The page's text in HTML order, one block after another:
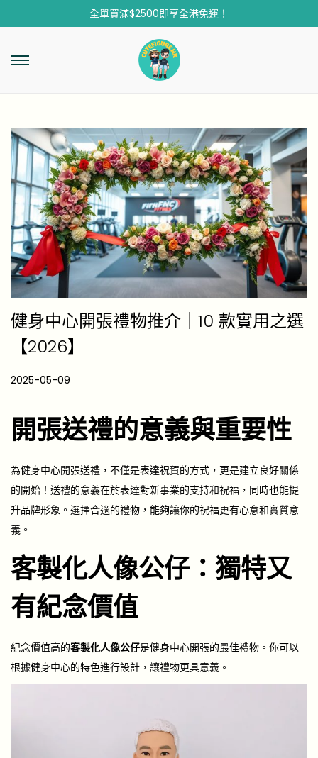
全單買滿$2500即享全港免運！
健身中心開張禮物推介｜10 款實用之選
【2026】
P
s
t
d
o
n
2025-05-09
2
5
1
2
-
2
開張送禮的意義與重要性
為健身中心開張送禮 ，不僅是表達祝賀的方式，更是建立良好關係
的開始！送禮的意義在於表達對新事業的支持和祝福，同時也能提
升品牌形象。選擇合適的禮物，能夠讓你的祝福更有心意和實質意
義。
客製化人像公仔：獨特又
有紀念價值
紀念價值高的客製化人像公仔是健身中心開張的最佳禮物。你可以
根據健身中心的特色進行設計，讓禮物更具意義。